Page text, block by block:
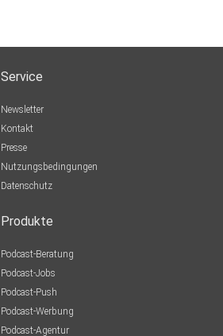
Service
Newsletter
Kontakt
Presse
Nutzungsbedingungen
Datenschutz
Produkte
Podcast-Beratung
Podcast-Jobs
Podcast-Push
Podcast-Werbung
Podcast-Agentur